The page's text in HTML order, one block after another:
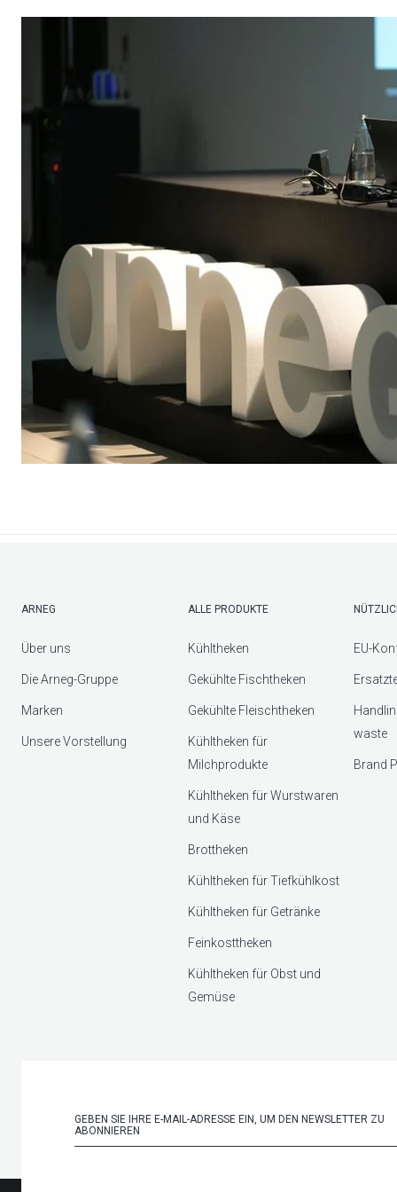
ARNEG
Über uns
Die Arneg-Gruppe
Marken
Unsere Vorstellung
ALLE PRODUKTE
Kühltheken
Gekühlte Fischtheken
Gekühlte Fleischtheken
Kühltheken für
Milchprodukte
Kühltheken für Wurstwaren
und Käse
Brottheken
Kühltheken für Tiefkühlkost
Kühltheken für Getränke
Feinkosttheken
Kühltheken für Obst und
Gemüse
EU-
waste
Brand